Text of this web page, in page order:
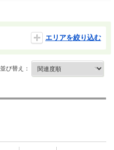
エリアを絞り込む
並び替え：